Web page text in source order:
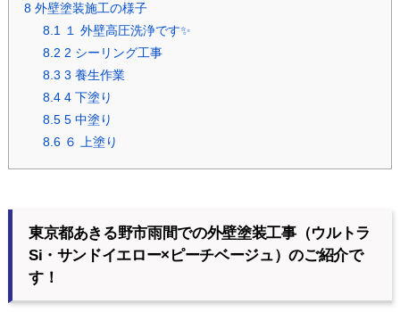
8外壁塗装施工の様子
8.1１ 外壁高圧洗浄です✨
8.2 2 シーリング工事
8.3 3 養生作業
8.44 下塗り
8.55 中塗り
8.6６ 上塗り
東京都あきる野市雨間での外壁塗装工事（ウルトラ
Si・サンドイエロー×ピーチベージュ）のご紹介で
す！